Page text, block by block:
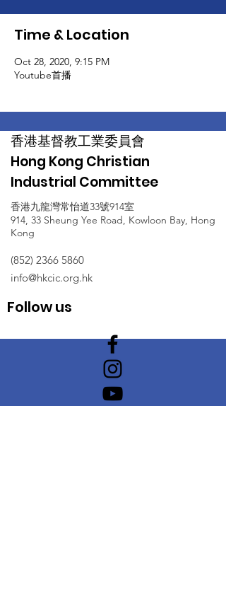
Time & Location
Oct 28, 2020, 9:15 PM
Youtube首播
香港基督教工業委員會
Hong Kong Christian
Industrial Committee
香港九龍灣常怡道33號914室
914, 33 Sheung Yee Road, Kowloon Bay, Hong
Kong
(852) 2366 5860
info@hkcic.org.hk
Follow us